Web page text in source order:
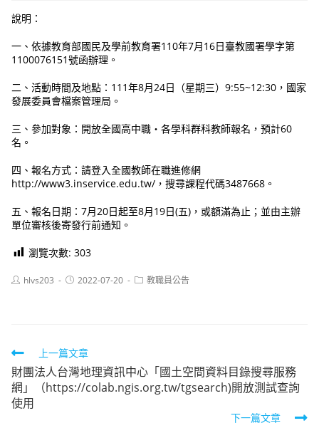
說明：
一、依據教育部國民及學前教育署110年7月16日臺教國署學字第
1100076151號函辦理。
二、活動時間及地點：111年8月24日（星期三）9:55~12:30，國家
發展委員會檔案管理局。
三、參加對象：開放全國高中職‧各學科群科教師報名，預計60
名。
四、報名方式：請登入全國教師在職進修網
http://www3.inservice.edu.tw/，搜尋課程代碼3487668。
五、報名日期：7月20日起至8月19日(五)，或額滿為止；並由主辦
單位審核後寄發行前通知。
瀏覽次數: 303
Posthlvs203
Post2022-07-20
Post教職員公告
Read
more
articles
上一篇文章
財團法人台灣地理資訊中心「國土空間資料目錄搜尋服務
網」（https://colab.ngis.org.tw/tgsearch)開放測試查詢
使用
下一篇文章